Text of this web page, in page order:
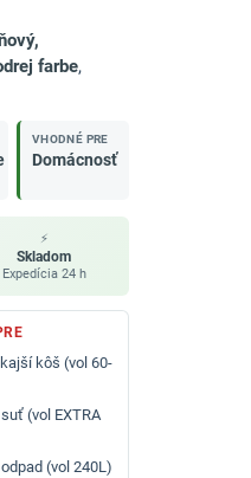
farbe,
VHODNÉ PRE
Domácnosť
⚡
Skladom
Expedícia 24 h
kôš (vol 60-
(vol EXTRA
(vol 240L)